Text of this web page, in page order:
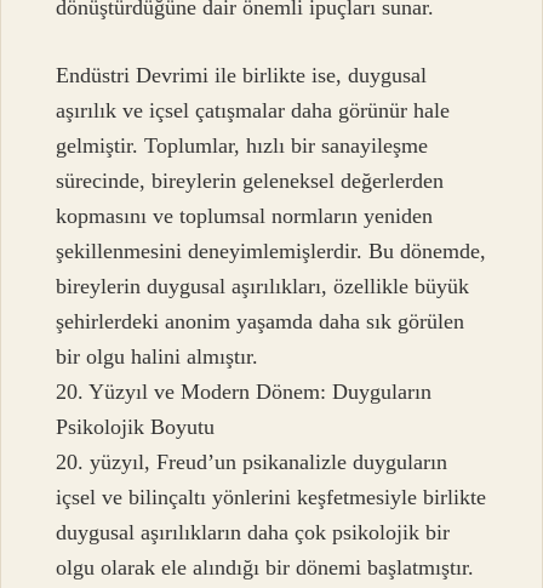
dönüştürdüğüne dair önemli ipuçları sunar.
Endüstri Devrimi ile birlikte ise, duygusal
aşırılık ve içsel çatışmalar daha görünür hale
gelmiştir. Toplumlar, hızlı bir sanayileşme
sürecinde, bireylerin geleneksel değerlerden
kopmasını ve toplumsal normların yeniden
şekillenmesini deneyimlemişlerdir. Bu dönemde,
bireylerin duygusal aşırılıkları, özellikle büyük
şehirlerdeki anonim yaşamda daha sık görülen
bir olgu halini almıştır.
20. Yüzyıl ve Modern Dönem: Duyguların
Psikolojik Boyutu
20. yüzyıl, Freud’un psikanalizle duyguların
içsel ve bilinçaltı yönlerini keşfetmesiyle birlikte
duygusal aşırılıkların daha çok psikolojik bir
olgu olarak ele alındığı bir dönemi başlatmıştır.